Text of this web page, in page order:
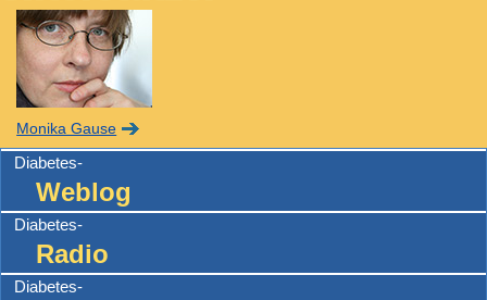
Monika Gause
Diabetes-
Weblog
Diabetes-
Radio
Diabetes-